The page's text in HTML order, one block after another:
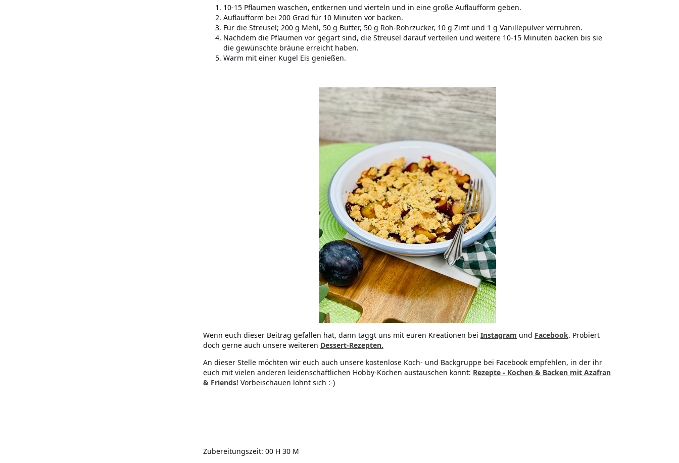
10-15 Pflaumen waschen, entkernen und vierteln und in eine große Auflaufform geben.
Auflaufform bei 200 Grad für 10 Minuten vor backen.
Für die Streusel; 200 g Mehl, 50 g Butter, 50 g Roh-Rohrzucker, 10 g Zimt und 1 g Vanillepulver verrühren.
Nachdem die Pflaumen vor gegart sind, die Streusel darauf verteilen und weitere 10-15 Minuten backen bis sie
die gewünschte bräune erreicht haben.
Warm mit einer Kugel Eis genießen.
Wenn euch dieser Beitrag gefallen hat, dann taggt uns mit euren Kreationen bei Instagram und Facebook. Probiert
doch gerne auch unsere weiteren Dessert-Rezepten.
An dieser Stelle möchten wir euch auch unsere kostenlose Koch- und Backgruppe bei Facebook empfehlen, in der ihr
euch mit vielen anderen leidenschaftlichen Hobby-Köchen austauschen könnt: Rezepte - Kochen & Backen mit Azafran
& Friends! Vorbeischauen lohnt sich :-)
Zubereitungszeit: 00 H 30 M